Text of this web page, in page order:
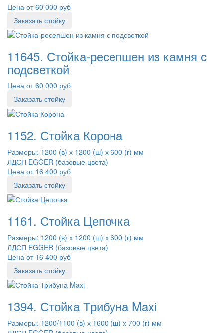
Цена от 60 000 руб
Заказать стойку
11645. Стойка-ресепшен из камня с
подсветкой
Цена от 60 000 руб
Заказать стойку
1152. Стойка Корона
Размеры: 1200 (в) х 1200 (ш) х 600 (г) мм
ЛДСП EGGER (базовые цвета)
Цена от 16 400 руб
Заказать стойку
1161. Стойка Цепочка
Размеры: 1200 (в) х 1200 (ш) х 600 (г) мм
ЛДСП EGGER (базовые цвета)
Цена от 16 400 руб
Заказать стойку
1394. Стойка Трибуна Maxi
Размеры: 1200/1100 (в) х 1600 (ш) х 700 (г) мм